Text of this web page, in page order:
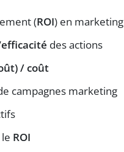
(ROI) en marketing
efficacité des actions
/ coût
campagnes marketing
ROI